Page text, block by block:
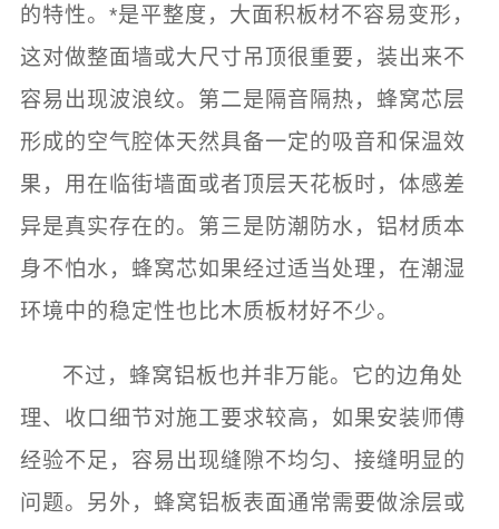
的特性。*是平整度，大面积板材不容易变形，
这对做整面墙或大尺寸吊顶很重要，装出来不
容易出现波浪纹。第二是隔音隔热，蜂窝芯层
形成的空气腔体天然具备一定的吸音和保温效
果，用在临街墙面或者顶层天花板时，体感差
异是真实存在的。第三是防潮防水，铝材质本
身不怕水，蜂窝芯如果经过适当处理，在潮湿
环境中的稳定性也比木质板材好不少。
不过，蜂窝铝板也并非万能。它的边角处
理、收口细节对施工要求较高，如果安装师傅
经验不足，容易出现缝隙不均匀、接缝明显的
问题。另外，蜂窝铝板表面通常需要做涂层或